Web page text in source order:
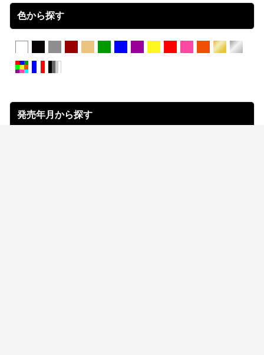
色から探す
発売年月から探す